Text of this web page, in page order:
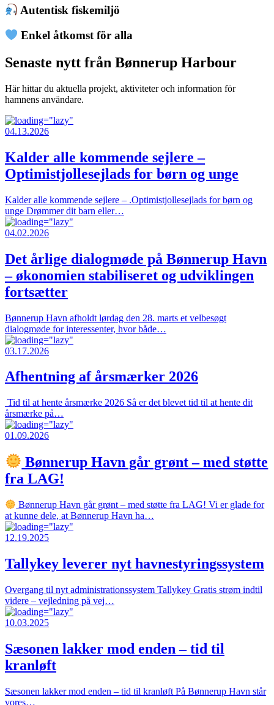
Autentisk fiskemiljö
Enkel åtkomst för alla
Senaste nytt från Bønnerup Harbour
Här hittar du aktuella projekt, aktiviteter och information för
hamnens användare.
04.13.2026
Kalder alle kommende sejlere –
Optimistjollesejlads for børn og unge
Kalder alle kommende sejlere – .Optimistjollesejlads for børn og
unge Drømmer dit barn eller…
04.02.2026
Det årlige dialogmøde på Bønnerup Havn
– økonomien stabiliseret og udviklingen
fortsætter
Bønnerup Havn afholdt lørdag den 28. marts et velbesøgt
dialogmøde for interessenter, hvor både…
03.17.2026
Afhentning af årsmærker 2026
Tid til at hente årsmærke 2026 Så er det blevet tid til at hente dit
årsmærke på…
01.09.2026
Bønnerup Havn går grønt – med støtte
fra LAG!
Bønnerup Havn går grønt – med støtte fra LAG! Vi er glade for
at kunne dele, at Bønnerup Havn ha…
12.19.2025
Tallykey leverer nyt havnestyringssystem
Overgang til nyt administrationssystem Tallykey Gratis strøm indtil
videre – vejledning på vej…
10.03.2025
Sæsonen lakker mod enden – tid til
kranløft
Sæsonen lakker mod enden – tid til kranløft På Bønnerup Havn står
vores…